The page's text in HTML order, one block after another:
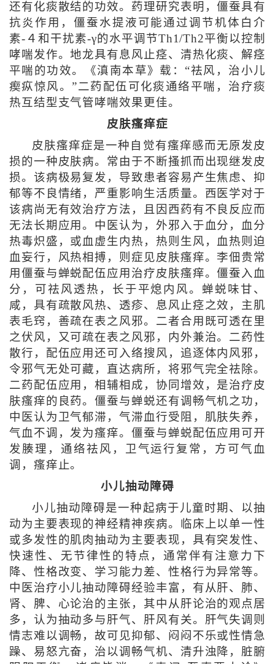
还有化痰散结的功效。药理研究表明，僵蚕具有
抗炎作用，僵蚕水提液可能通过调节机体白介
素-４和干扰素-γ的水平调节Th1/Th2平衡以控制
哮喘发作。地龙具有息风止痉、清热化痰、解痉
平喘的功效。《滇南本草》载：“祛风，治小儿
瘈疭惊风。”二药配伍可化痰通络平喘，治疗痰
热互结型支气管哮喘效果更佳。
皮肤瘙痒症
皮肤瘙痒症是一种自觉有瘙痒感而无原发皮
损的一种皮肤病。常由于不断搔抓而出现继发皮
损。该病极易复发，导致患者容易产生焦虑、抑
郁等不良情绪，严重影响生活质量。西医学对于
该病尚无有效治疗方法，且因西药有不良反应而
无法长期应用。中医认为，外邪入于血分，血分
热毒炽盛，或血虚生内热，热则生风，血热则迫
血妄行，风热相搏，则症见皮肤瘙痒。李佃贵常
用僵蚕与蝉蜕配伍应用治疗皮肤瘙痒。僵蚕入血
分，可祛风透热，长于平熄内风。蝉蜕味甘、
咸，具有疏散风热、透疹、息风止痉之效，主肌
表毛窍，善疏在表之风邪。二者合用既可透在里
之伏风，又可疏在表之风邪，内外兼治。二药性
散行，配伍应用还可入络搜风，追逐体内风邪，
令邪气无处可藏，直达病所，将邪气完全祛除。
二药配伍应用，相辅相成，协同增效，是治疗皮
肤瘙痒的良药。僵蚕与蝉蜕还有调畅气机之功，
中医认为卫气郁滞，气滞血行受阻，肌肤失养，
气血不调，发为瘙痒。僵蚕与蝉蜕配伍应用可开
发腠理，通络祛风，卫气运行复常，方可气血
调，瘙痒止。
小儿抽动障碍
小儿抽动障碍是一种起病于儿童时期、以抽
动为主要表现的神经精神疾病。临床上以单一性
或多发性的肌肉抽动为主要表现，具有突发性、
快速性、无节律性的特点，通常伴有注意力下
降、性格改变、学习能力差、性格行为异常等。
中医治疗小儿抽动障碍经验丰富，有从肝、肺、
肾、脾、心论治的主张，其中从肝论治的观点居
多，认为抽动多与肝气、肝风有关。肝气失调则
情志难以调畅，故可见抑郁、闷闷不乐或性情急
躁、易怒亢奋，治以调畅气机、清升浊降，脏腑